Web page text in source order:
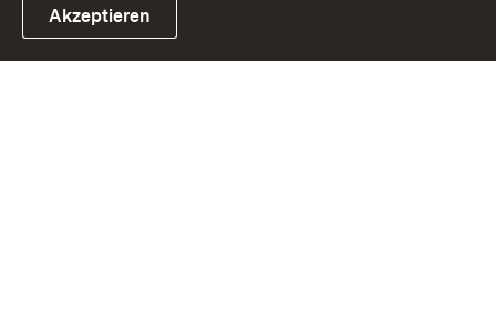
Link zum Landesportal
Akzeptieren